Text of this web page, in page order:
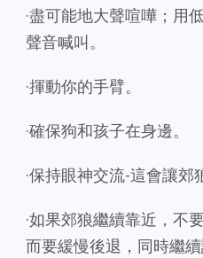
·盡可能地大聲喧嘩；用
聲音喊叫。
·揮動你的手臂。
·確保狗和孩子在身邊。
·保持眼神交流-這會讓郊
·如果郊狼繼續靠近，不
而要緩慢後退，同時繼續